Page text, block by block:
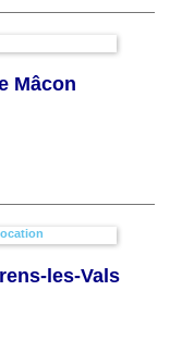
Mâcon
les-Vals